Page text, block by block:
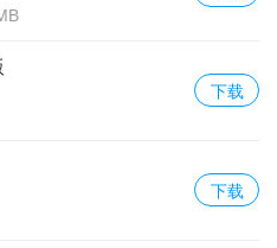
下载
下载